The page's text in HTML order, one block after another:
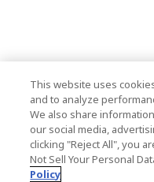
This website uses
and to analyze
We also share
our social media,
clicking "Reject All", you
Not Sell Your Personal
Policy